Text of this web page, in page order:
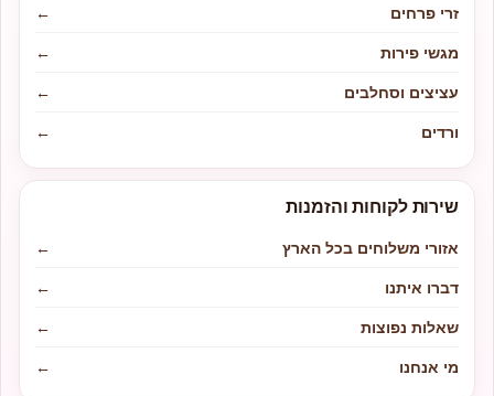
זרי פרחים
←
מגשי פירות
←
עציצים וסחלבים
←
ורדים
←
שירות לקוחות והזמנות
אזורי משלוחים בכל הארץ
←
דברו איתנו
←
שאלות נפוצות
←
מי אנחנו
←